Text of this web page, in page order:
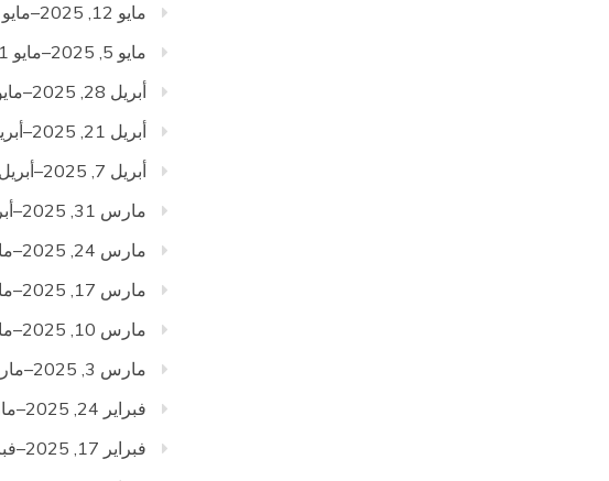
مايو 12, 2025–مايو 18, 2025
مايو 5, 2025–مايو 11, 2025
أبريل 28, 2025–مايو 4, 2025
أبريل 21, 2025–أبريل 27, 2025
أبريل 7, 2025–أبريل 13, 2025
مارس 31, 2025–أبريل 6, 2025
مارس 24, 2025–مارس 30, 2025
مارس 17, 2025–مارس 23, 2025
مارس 10, 2025–مارس 16, 2025
مارس 3, 2025–مارس 9, 2025
فبراير 24, 2025–مارس 2, 2025
فبراير 17, 2025–فبراير 23, 2025